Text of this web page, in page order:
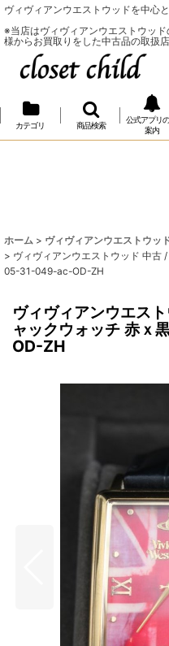
ヴィヴィアンウエストウッドを中心
※当店はヴィヴィアンウエストウッ
様からお買取りをした中古品の取扱
カテゴリ 商品検索
公式アプリ
案内
ホーム > ヴィヴィアンウエストウッ
> ヴィヴィアンウエストウッド 中古
05-31-049-ac-OD-ZH
ヴィヴィアンウエス
ャックウォッチ 赤
OD-ZH